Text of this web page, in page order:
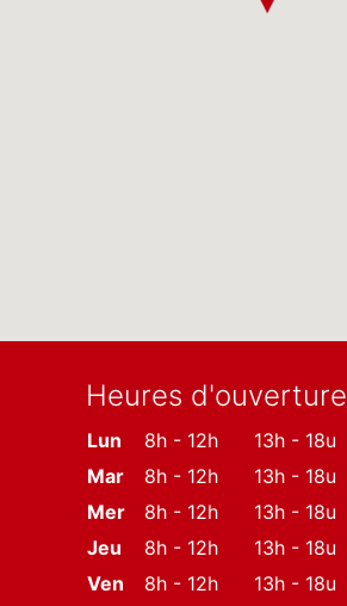
Heures d'ouverture
Lun 8h - 12h
13h - 18u
Mar
8h - 12h
13h - 18u
Mer
8h - 12h
13h - 18u
Jeu
8h - 12h
13h - 18u
Ven
8h - 12h
13h - 18u